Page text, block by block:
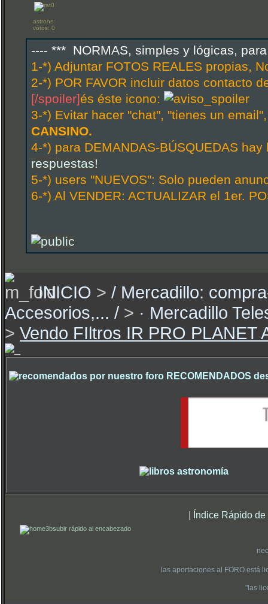
astrons:
votos: 0
---- *** NORMAS, simples y lógicas,
1-*) Adjuntar FOTOS REALES propias,
2-*) POR FAVOR incluir datos contacto
[/spoiler]és éste icono:
3-*) Evitar hacer "chat", "tienes un
CANSINO.
4-*) para DEMANDAS-BÚSQUEDAS
respuestas!
5-*) users "NUEVOS": Solo pueden
6-*) Al VENDER: ACTUALIZAR el 1er.
INICIO > / Mercadillo:
Accesorios,... / > · Mercadillo
> Vendo FIltros IR PRO
RECOMENDADOS
| Índice Rápido de
subir rápido al encabezado
las aportaciones al FORO está
"las